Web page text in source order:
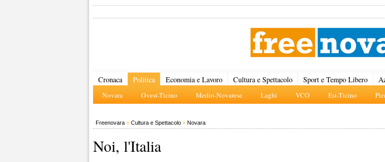
Cronaca Politica
Novara Ovest-Ticino Medio-Novarese Laghi VCO Est-Ticino
Economia e Lavoro Cultura e Spettacolo Sport e Tempo Libero
Freenovara » Cultura e Spettacolo » Novara
Noi, l'Italia